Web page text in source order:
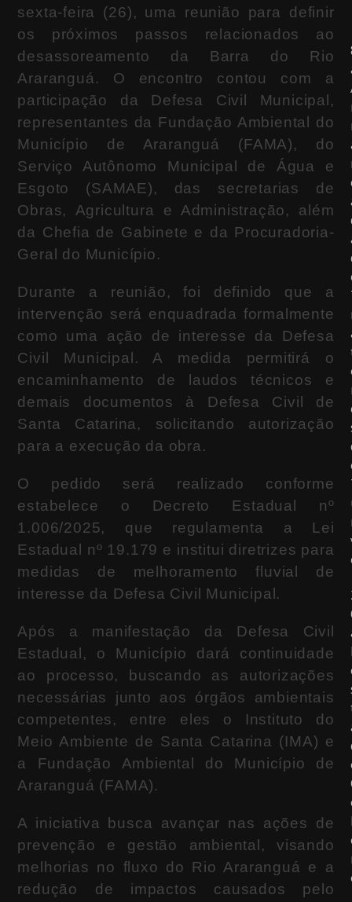
sexta-feira (26), uma reunião para definir
os próximos passos relacionados ao
desassoreamento da Barra do Rio
Araranguá. O encontro contou com a
participação da Defesa Civil Municipal,
representantes da Fundação Ambiental do
Município de Araranguá (FAMA), do
Serviço Autônomo Municipal de Água e
Esgoto (SAMAE), das secretarias de
Obras, Agricultura e Administração, além
da Chefia de Gabinete e da Procuradoria-
Geral do Município.
Durante a reunião, foi definido que a
intervenção será enquadrada formalmente
como uma ação de interesse da Defesa
Civil Municipal. A medida permitirá o
encaminhamento de laudos técnicos e
demais documentos à Defesa Civil de
Santa Catarina, solicitando autorização
para a execução da obra.
O pedido será realizado conforme
estabelece o Decreto Estadual nº
1.006/2025, que regulamenta a Lei
Estadual nº 19.179 e institui diretrizes para
medidas de melhoramento fluvial de
interesse da Defesa Civil Municipal.
Após a manifestação da Defesa Civil
Estadual, o Município dará continuidade
ao processo, buscando as autorizações
necessárias junto aos órgãos ambientais
competentes, entre eles o Instituto do
Meio Ambiente de Santa Catarina (IMA) e
a Fundação Ambiental do Município de
Araranguá (FAMA).
A iniciativa busca avançar nas ações de
prevenção e gestão ambiental, visando
melhorias no fluxo do Rio Araranguá e a
redução de impactos causados pelo